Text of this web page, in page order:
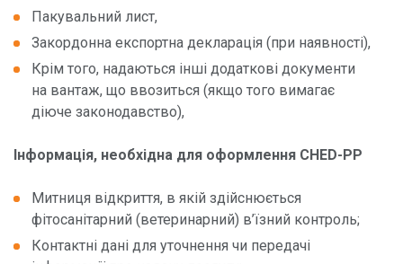
Адміністрація
Новим клієнтам
За послугою
Пункти обслуговування
По країні
Пакувальний лист,
Закордонна експортна декларація (при наявності),
Крім того, надаються інші додаткові документи
на вантаж, що ввозиться (якщо того вимагає
діюче законодавство),
Інформація, необхідна для оформлення CHED-PP
Митниця відкриття, в якій здійснюється
фітосанітарний (ветеринарний) в’їзний контроль;
Контактні дані для уточнення чи передачі